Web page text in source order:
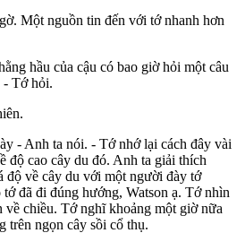
Một nguồn tin đến với tớ nhanh hơn
hầu của cậu có bao giờ hỏi một câu
- Tớ hỏi.
- Anh ta nói. - Tớ nhớ lại cách đây vài
độ cao cây du đó. Anh ta giải thích
độ về cây du với một người đày tớ
đã đi đúng hướng, Watson ạ. Tớ nhìn
về chiều. Tớ nghĩ khoảng một giờ nữa
trên ngọn cây sồi cổ thụ.